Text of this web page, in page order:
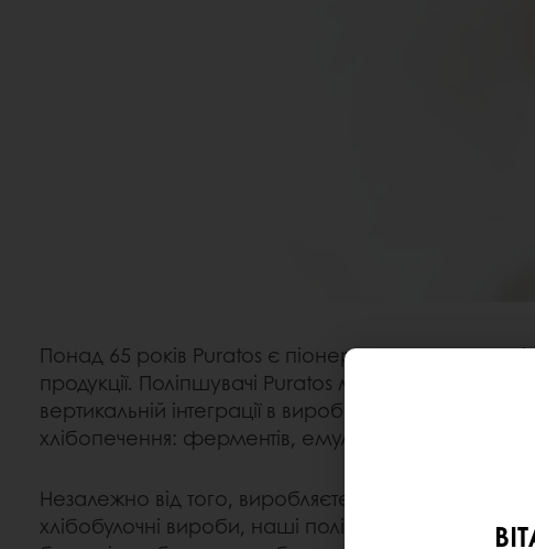
Понад 65 років Puratos є піонером в покращенні
продукції. Поліпшувачі Puratos мають унікальні
вертикальній інтеграції в виробництві активних
хлібопечення: ферментів, емульгаторів та заквасок
Незалежно від того, виробляєте ви свіжі,
хлібобулочні вироби, наші поліпшувачі